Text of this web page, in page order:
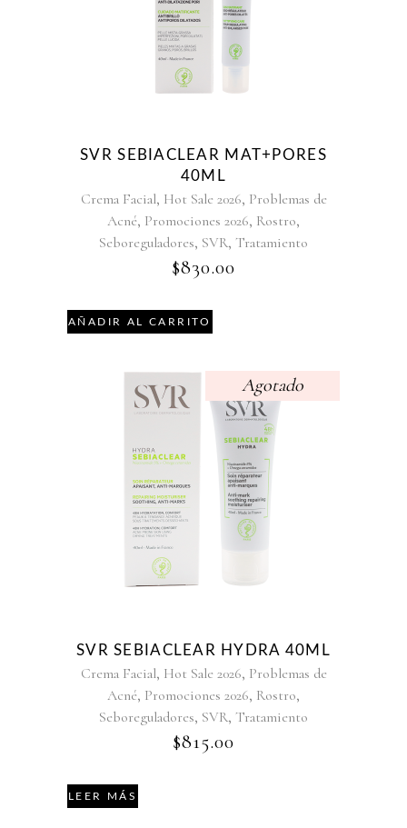
SVR SEBIACLEAR MAT+PORES
40ML
Crema Facial, Hot Sale 2026, Problemas de
Acné, Promociones 2026, Rostro,
Seboreguladores, SVR, Tratamiento
$830.00
AÑADIR AL CARRITO
Agotado
SVR SEBIACLEAR HYDRA 40ML
Crema Facial, Hot Sale 2026, Problemas de
Acné, Promociones 2026, Rostro,
Seboreguladores, SVR, Tratamiento
$815.00
LEER MÁS